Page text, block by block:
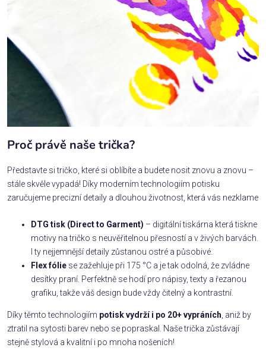
Proč právě naše trička?
Představte si tričko, které si oblíbíte a budete nosit znovu a znovu –
stále skvěle vypadá! Díky moderním technologiím potisku
zaručujeme precizní detaily a dlouhou životnost, která vás nezklame
DTG tisk (Direct to Garment) – digitální tiskárna která tiskne
motivy na tričko s neuvěřitelnou přesností a v živých barvách.
I ty nejjemnější detaily zůstanou ostré a působivé.
Flex fólie se zažehluje při 175 °C a je tak odolná, že zvládne
desítky praní. Perfektně se hodí pro nápisy, texty a řezanou
grafiku, takže váš design bude vždy čitelný a kontrastní.
Díky těmto technologiím potisk vydrží i po 20+ vypráních, aniž by
ztratil na sytosti barev nebo se popraskal. Naše trička zůstávají
stejně stylová a kvalitní i po mnoha nošeních!